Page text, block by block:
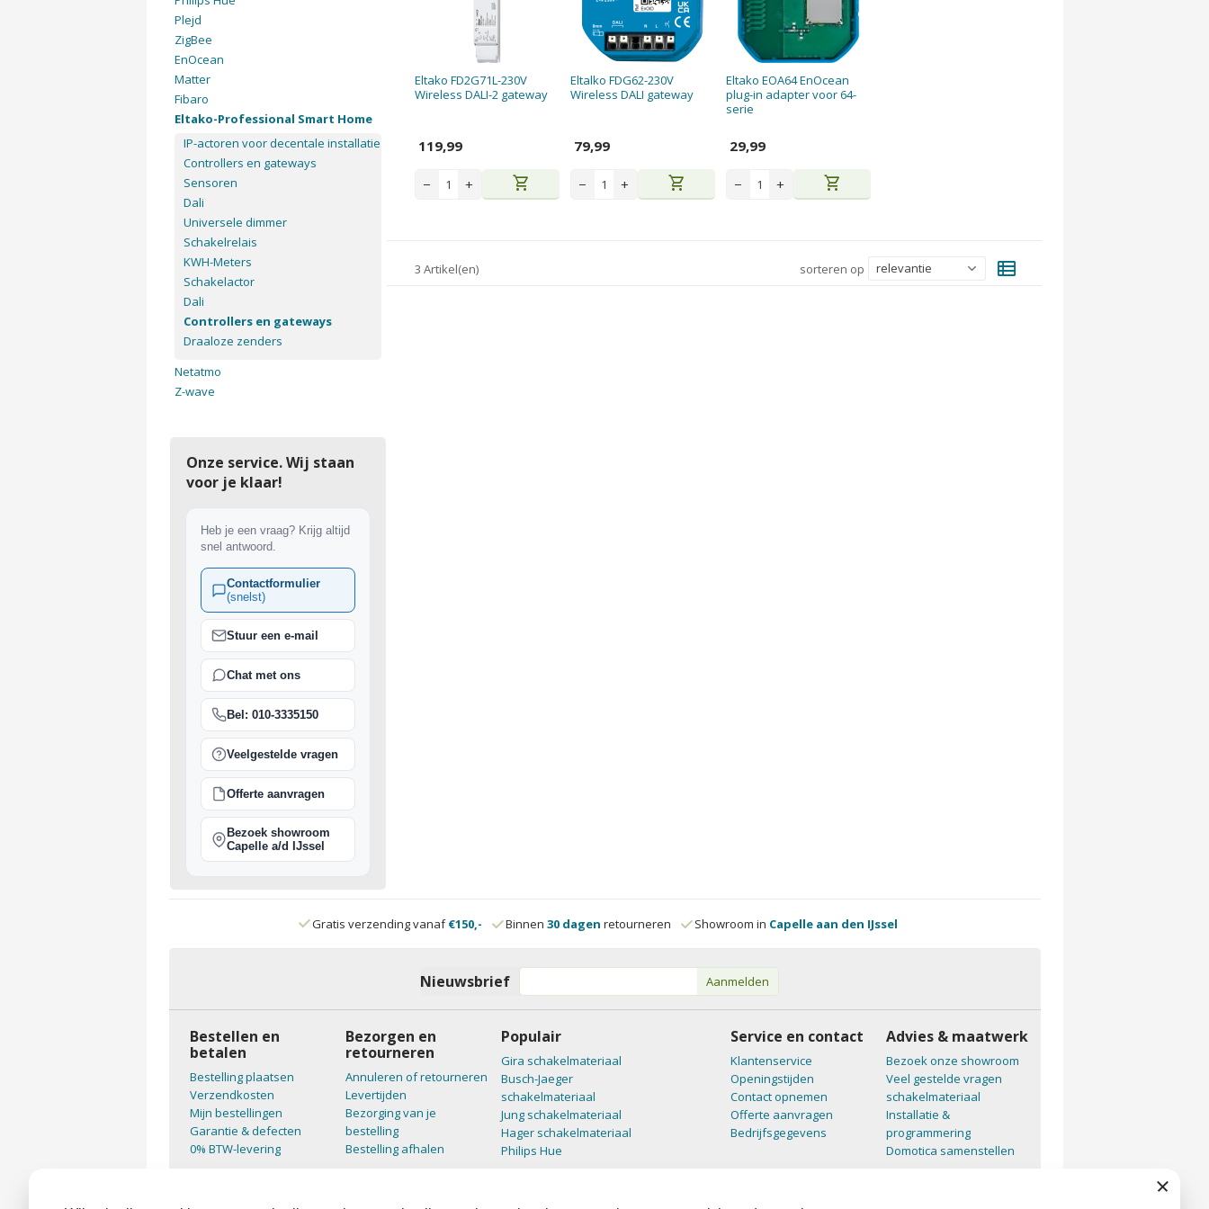
Eltako FD2G71L-230V
Wireless DALI-2 gateway
119,99
− + shopping_cart
Eltalko FDG62-230V
Wireless DALI gateway
79,99
− + shopping_cart
Eltako EOA64 EnOcean
plug-in adapter voor 64-
serie
29,99
− + shopping_cart
3 Artikel(en) sorteren op view_list
Plejd
ZigBee
EnOcean
Matter
Fibaro
Eltako-Professional Smart Home
IP-actoren voor decentale installatie
Controllers en gateways
Sensoren
Dali
Universele dimmer
Schakelrelais
KWH-Meters
Schakelactor
Dali
Controllers en gateways
Draaloze zenders
Netatmo
Z-wave
Onze service. Wij staan
voor je klaar!
Heb je een vraag? Krijg altijd
snel antwoord.
Contactformulier
(snelst)
Stuur een e-mail
Chat met ons
Bel: 010-3335150
Veelgestelde vragen
Offerte aanvragen
Bezoek showroom
Capelle a/d IJssel
Gratis verzending vanaf€150,- Binnen 30 dagen retourneren Showroom in Capelle aan den IJssel
Nieuwsbrief Aanmelden
Bestellen en
betalen
Bestelling plaatsen
Verzendkosten
Mijn bestellingen
Garantie & defecten
0% BTW-levering
Bezorgen en
retourneren
Annuleren of retourneren
Levertijden
Bezorging van je
bestelling
Bestelling afhalen
Populair
Gira schakelmateriaal
Busch-Jaeger
schakelmateriaal
Jung schakelmateriaal
Hager schakelmateriaal
Philips Hue
Service en contact
Klantenservice
Openingstijden
Contact opnemen
Offerte aanvragen
Bedrijfsgegevens
Advies & maatwerk
Bezoek onze showroom
Veel gestelde vragen
schakelmateriaal
Installatie &
programmering
Domotica samenstellen